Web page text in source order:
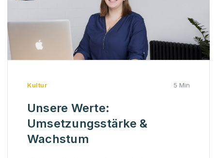
Kultur 5 Min
Unsere Werte:
Umsetzungsstärke &
Wachstum